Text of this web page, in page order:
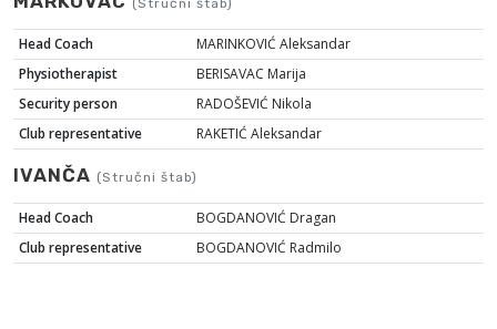
(Stručni štab)
Head Coach
MARINKOVIĆ Aleksandar
Physiotherapist
BERISAVAC Marija
Security person
RADOŠEVIĆ Nikola
Club representative
RAKETIĆ Aleksandar
IVANČA (Stručni štab)
Head Coach
BOGDANOVIĆ Dragan
Club representative
BOGDANOVIĆ Radmilo